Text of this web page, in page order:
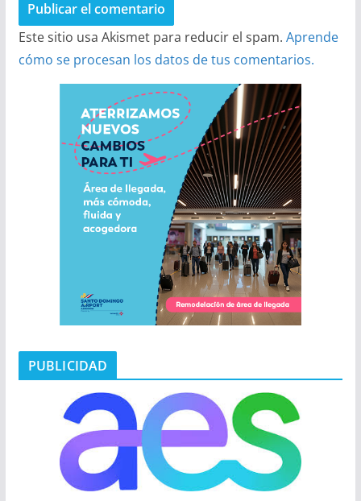
Este sitio usa Akismet para reducir el spam. Aprende
cómo se procesan los datos de tus comentarios.
PUBLICIDAD